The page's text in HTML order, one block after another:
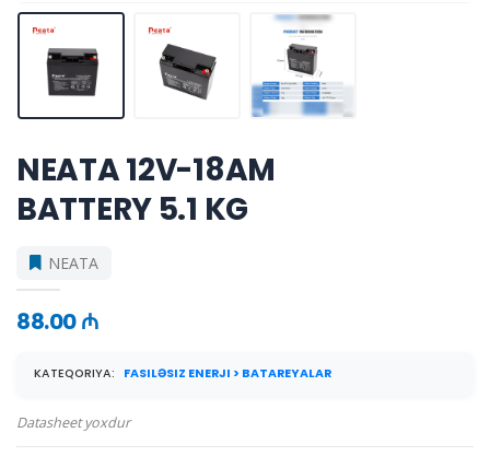
NEATA 12V-18AM
BATTERY 5.1 KG
NEATA
88.00 ₼
KATEQORIYA: FASILƏSIZ ENERJI > BATAREYALAR
Datasheet yoxdur